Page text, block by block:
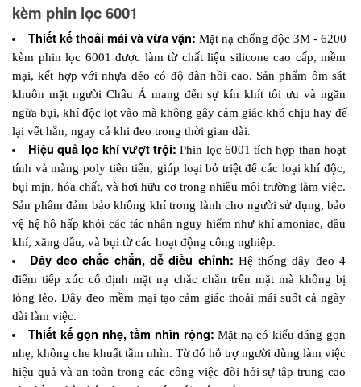
kèm phin lọc 6001
Thiết kế thoải mái và vừa vặn: Mặt nạ chống độc 3M - 6200
kèm phin lọc 6001 được làm từ chất liệu silicone cao cấp, mềm
mại, kết hợp với nhựa dẻo có độ đàn hồi cao. Sản phẩm ôm sát
khuôn mặt người Châu Á mang đến sự kín khít tối ưu và ngăn
ngừa bụi, khí độc lọt vào mà không gây cảm giác khó chịu hay để
lại vết hằn, ngay cả khi đeo trong thời gian dài.
Hiệu quả lọc khí vượt trội: Phin lọc 6001 tích hợp than hoạt
tính và màng poly tiên tiến, giúp loại bỏ triệt để các loại khí độc,
bụi mịn, hóa chất, và hơi hữu cơ trong nhiều môi trường làm việc.
Sản phẩm đảm bảo không khí trong lành cho người sử dụng, bảo
vệ hệ hô hấp khỏi các tác nhân nguy hiểm như khí amoniac, dầu
khí, xăng dầu, và bụi từ các hoạt động công nghiệp.
Dây đeo chắc chắn, dễ điều chỉnh: Hệ thống dây đeo 4
điểm tiếp xúc cố định mặt nạ chắc chắn trên mặt mà không bị
lỏng lẻo. Dây đeo mềm mại tạo cảm giác thoải mái suốt cả ngày
dài làm việc.
Thiết kế gọn nhẹ, tầm nhìn rộng: Mặt nạ có kiểu dáng gọn
nhẹ, không che khuất tầm nhìn. Từ đó hỗ trợ người dùng làm việc
hiệu quả và an toàn trong các công việc đòi hỏi sự tập trung cao